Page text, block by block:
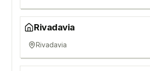
Rivadavia
Rivadavia